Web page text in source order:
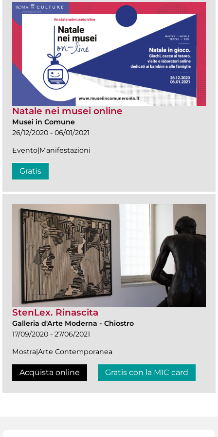
Natale nei musei online
Musei in Comune
26/12/2020 - 06/01/2021
Evento|Manifestazioni
Gratis
StenLex. Rinascita
Galleria d'Arte Moderna - Chiostro
17/09/2020 - 27/06/2021
Mostra|Arte Contemporanea
Acquista online Gratis con la MIC card